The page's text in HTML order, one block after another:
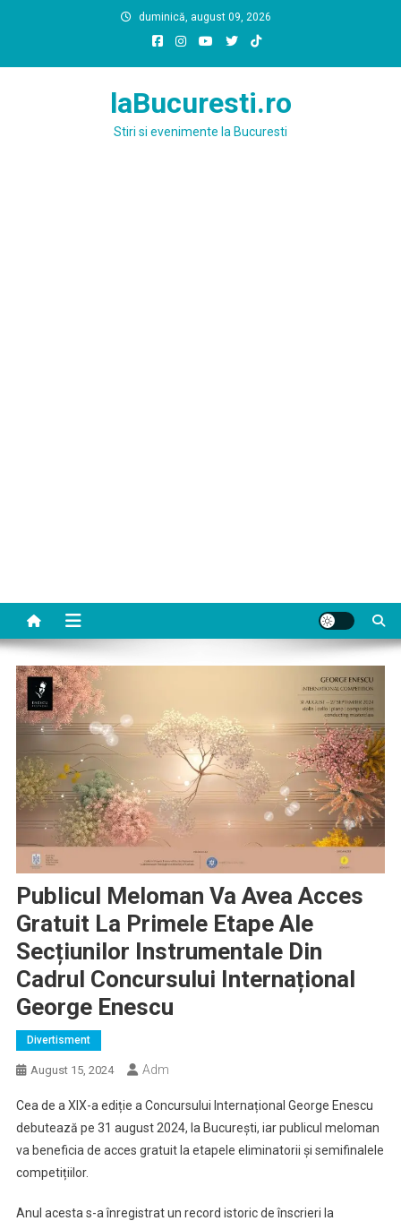
duminică, august 09, 2026
laBucuresti.ro
Stiri si evenimente la Bucuresti
Publicul Meloman Va Avea Acces
Gratuit La Primele Etape Ale
Secțiunilor Instrumentale Din
Cadrul Concursului Internațional
George Enescu
Divertisment
August 15, 2024 Adm
Cea de a XIX-a ediție a Concursului Internațional George Enescu
debutează pe 31 august 2024, la București, iar publicul meloman
va beneficia de acces gratuit la etapele eliminatorii și semifinalele
competițiilor.
Anul acesta s-a înregistrat un record istoric de înscrieri la